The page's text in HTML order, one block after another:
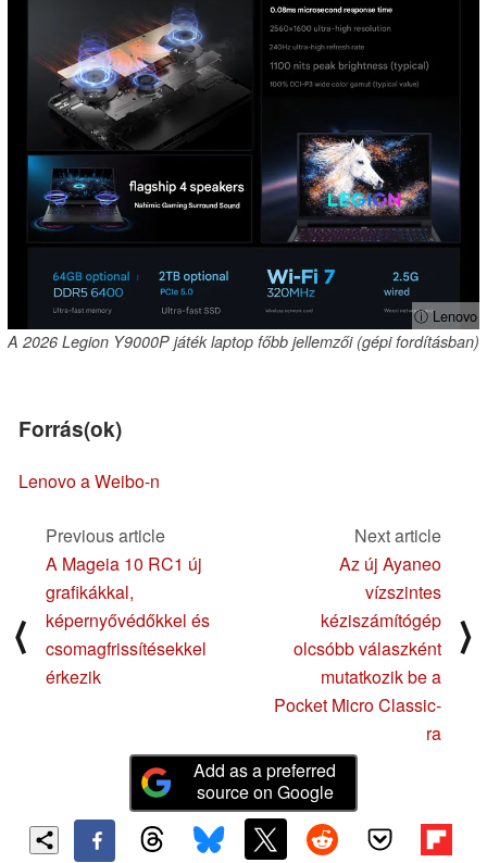
ⓘ Lenovo
A 2026 Legion Y9000P játék laptop főbb jellemzői (gépi fordításban)
Forrás(ok)
Lenovo a Weibo-n
⟨
Previous article
A Mageia 10 RC1 új
grafikákkal,
képernyővédőkkel és
csomagfrissítésekkel
érkezik
Next article
Az új Ayaneo
vízszintes
kéziszámítógép
olcsóbb válaszként
mutatkozik be a
Pocket Micro Classic-
ra
⟩
Add as a preferred
source on Google